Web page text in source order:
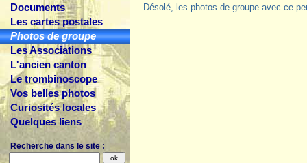
Documents
Les cartes postales
Photos de groupe
Les Associations
L'ancien canton
Le trombinoscope
Vos belles photos
Curiosités locales
Quelques liens
Recherche dans le site :
Désolé, les photos de groupe avec ce